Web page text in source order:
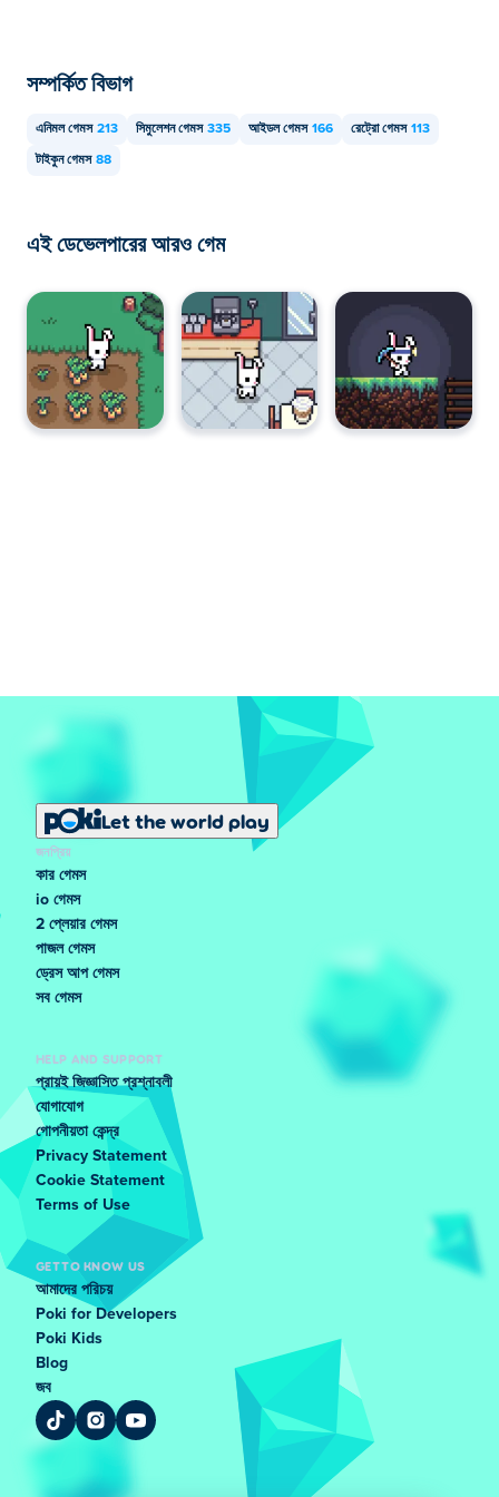
সম্পর্কিত বিভাগ
এনিমল গেমস 213 সিমুলেশন গেমস 335 আইডল গেমস 166 রেট্রো গেমস 113
টাইকুন গেমস 88
এই ডেভেলপারের আরও গেম
Let the world play
জনপ্রিয়
কার গেমস
io গেমস
2 প্লেয়ার গেমস
পাজল গেমস
ড্রেস আপ গেমস
সব গেমস
HELP AND SUPPORT
প্রায়ই জিজ্ঞাসিত প্রশ্নাবলী
যোগাযোগ
গোপনীয়তা কেন্দ্র
Privacy Statement
Cookie Statement
Terms of Use
GET TO KNOW US
আমাদের পরিচয়
Poki for Developers
Poki Kids
Blog
জব